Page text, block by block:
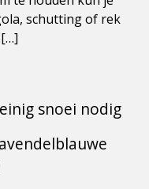
schutting of rek
snoei nodig